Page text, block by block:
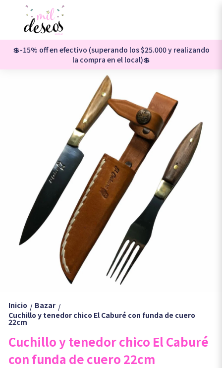
💲-15% off en efectivo (superando los $25.000 y realizando
la compra en el local)💲
Inicio / Bazar /
Cuchillo y tenedor chico El Caburé con funda de cuero
22cm
Cuchillo y tenedor chico El Caburé
con funda de cuero 22cm